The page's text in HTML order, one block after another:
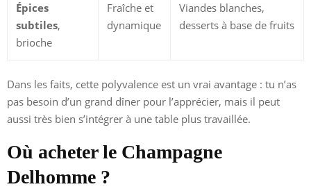
Épices
subtiles,
brioche
Fraîche et
dynamique
Viandes blanches,
desserts à base de fruits
Dans les faits, cette polyvalence est un vrai avantage : tu n’as
pas besoin d’un grand dîner pour l’apprécier, mais il peut
aussi très bien s’intégrer à une table plus travaillée.
Où acheter le Champagne
Delhomme ?